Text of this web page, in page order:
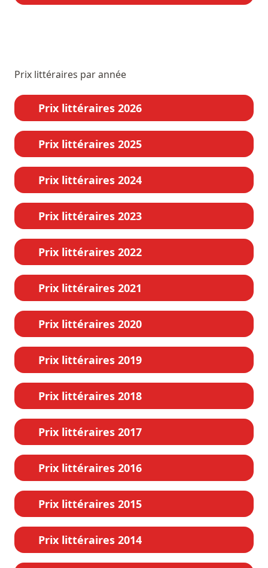
Prix littéraires par année
Prix littéraires 2026
Prix littéraires 2025
Prix littéraires 2024
Prix littéraires 2023
Prix littéraires 2022
Prix littéraires 2021
Prix littéraires 2020
Prix littéraires 2019
Prix littéraires 2018
Prix littéraires 2017
Prix littéraires 2016
Prix littéraires 2015
Prix littéraires 2014